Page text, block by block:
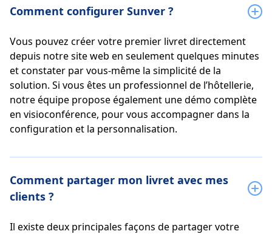
Comment configurer Sunver ?
Vous pouvez créer votre premier livret directement
depuis notre site web en seulement quelques minutes
et constater par vous-même la simplicité de la
solution. Si vous êtes un professionnel de l’hôtellerie,
notre équipe propose également une démo complète
en visioconférence, pour vous accompagner dans la
configuration et la personnalisation.
Comment partager mon livret avec mes
clients ?
Il existe deux principales façons de partager votre